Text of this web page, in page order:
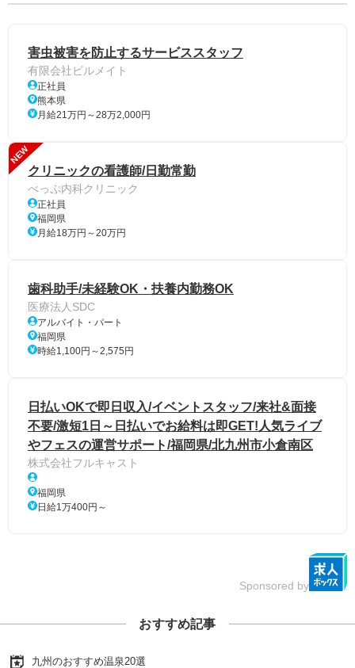
害虫被害を防止するサービススタッフ
有限会社ビルメイト
正社員
熊本県
月給21万円～28万2,000円
NEW
クリニックの看護師/日勤常勤
べっぷ内科クリニック
正社員
福岡県
月給18万円～20万円
歯科助手/未経験OK・扶養内勤務OK
医療法人SDC
アルバイト・パート
福岡県
時給1,100円～2,575円
日払いOKで即日収入/イベントスタッフ/来社&面接
不要/激短1日～日払いでお給料は即GET!人気ライブ
やフェスの運営サポート/福岡県/北九州市小倉南区
株式会社フルキャスト
福岡県
日給1万400円～
Sponsored by
おすすめ記事
九州のおすすめ温泉20選